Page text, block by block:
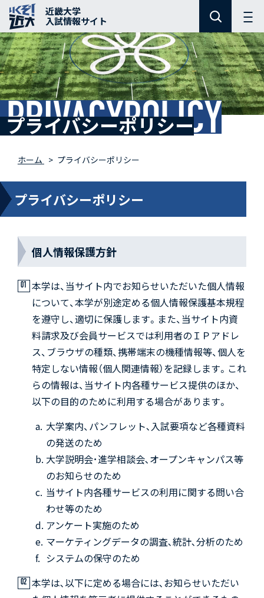
近畿大学
入試情報サイト
PRIVACYPOLICY
プライバシーポリシー
ホーム プライバシーポリシー
プライバシーポリシー
個人情報保護方針
本学は、当サイト内でお知らせいただいた個人情報
について、本学が別途定める個人情報保護基本規程
を遵守し、適切に保護します。また、当サイト内資
料請求及び会員サービスでは利用者のＩＰアドレ
ス、ブラウザの種類、携帯端末の機種情報等、個人を
特定しない情報（個人関連情報）を記録します。これ
らの情報は、当サイト内各種サービス提供のほか、
以下の目的のために利用する場合があります。
大学案内、パンフレット､入試要項など各種資料
の発送のため
大学説明会･進学相談会､オープンキャンパス等
のお知らせのため
当サイト内各種サービスの利用に関する問い合
わせ等のため
アンケート実施のため
マーケティングデータの調査､統計､分析のため
システムの保守のため
本学は､以下に定める場合には､お知らせいただい